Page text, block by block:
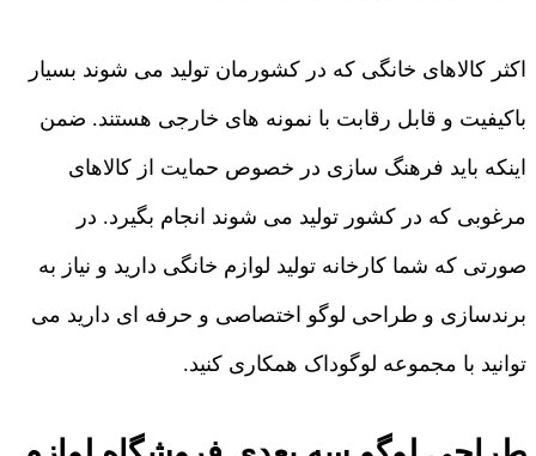
اکثر کالاهای خانگی که در کشورمان تولید می شوند بسیار
باکیفیت و قابل رقابت با نمونه های خارجی هستند. ضمن
اینکه باید فرهنگ سازی در خصوص حمایت از کالاهای
مرغوبی که در کشور تولید می شوند انجام بگیرد. در
صورتی که شما کارخانه تولید لوازم خانگی دارید و نیاز به
برندسازی و طراحی لوگو اختصاصی و حرفه ای دارید می
توانید با مجموعه لوگوداک همکاری کنید.